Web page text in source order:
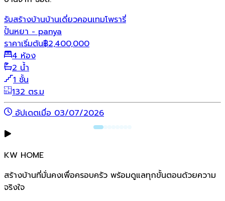
รับสร้างบ้านบ้านเดี่ยวคอนเทมโพรารี่
ปั้นหยา - panya
ราคาเริ่มต้น฿2,400,000
4 ห้อง
2 น้ำ
1 ชั้น
132 ตร.ม
อัปเดตเมื่อ 03/07/2026
KW HOME
สร้างบ้านที่มั่นคงเพื่อครอบครัว พร้อมดูแลทุกขั้นตอนด้วยความ
จริงใจ